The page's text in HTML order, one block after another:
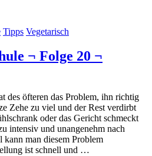
Tipps Vegetarisch
¬ Folge 20 ¬
des öfteren das Problem, ihn richtig
Zehe zu viel und der Rest verdirbt
oder das Gericht schmeckt
intensiv und unangenehm nach
man diesem Problem
ist schnell und …